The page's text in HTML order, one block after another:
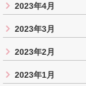
2023年4月
2023年3月
2023年2月
2023年1月